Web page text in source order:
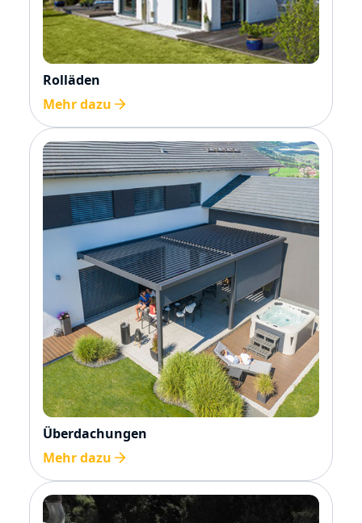
Rolläden
Mehr dazu
Überdachungen
Mehr dazu